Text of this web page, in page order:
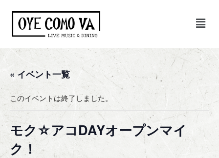
ン
テ
ツ
ス
ッ
プ
« イベント一覧
このイベントは終了しました。
モク☆アコDAYオープンマイ
ク！